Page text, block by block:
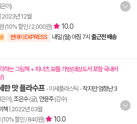
이)
2023년 12월
(10% 할인 / 2,000원) 10.0
썬데이 EXPRESS 내일 (월) 아침 7시 출근전 배송
하는 그림책 + 피너츠 보틀 가방(대상도서 포함 국내서
)
한 맛 플라수프 - 미세플라스틱 -작지만 엄청난 3
이), 조은수(글), 안윤주(감수)
책 2022년 03월
(10% 할인 / 840원) 10.0